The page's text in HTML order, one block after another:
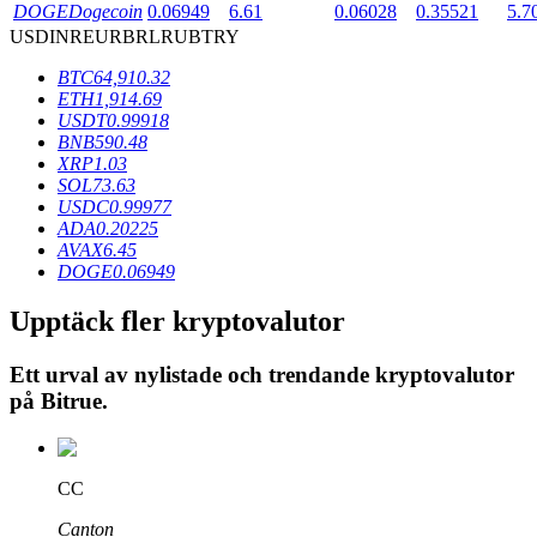
BTR-låsningar
Exklusiva investeringar för BTR-innehavare
Kryptostödd lånetjänst
DOGEDogecoin 0.06949 6.61 0.06028 0.35521
USDINREURBRLRUBTRY
BTC64,910.32
ETH1,914.69
USDT0.99918
BNB590.48
XRP1.03
SOL73.63
USDC0.99977
ADA0.20225
AVAX6.45
DOGE0.06949
Upptäck fler kryptovalutor
Ett urval av nylistade och trendande kryptovalutor
på Bitrue.
CC
Canton